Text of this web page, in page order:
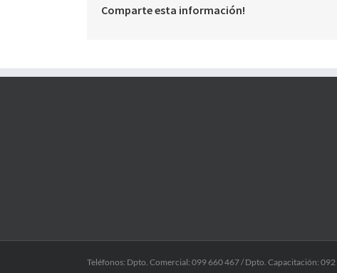
Comparte esta información!
Teléfonos: Dpto. Comercial: 099 660 467 / Dpto. Capacitación: